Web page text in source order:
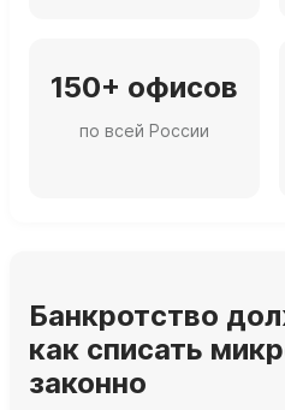
150+ офисов
по всей России
Банкротство
как списать
законно